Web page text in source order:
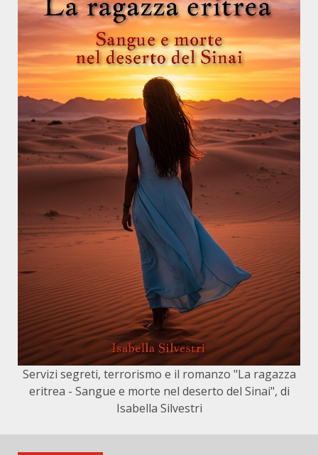
Servizi segreti, terrorismo e il romanzo "La ragazza
eritrea - Sangue e morte nel deserto del Sinai", di
Isabella Silvestri